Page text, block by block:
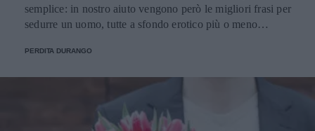
semplice: in nostro aiuto vengono però le migliori frasi per
sedurre un uomo, tutte a sfondo erotico più o meno
PERDITA DURANGO